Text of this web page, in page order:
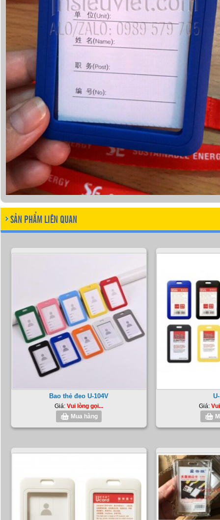
SẢN PHẨM LIÊN QUAN
Bao thẻ đeo U-104V
Giá: Vui lòng gọi...
Mua hàng
Giá: